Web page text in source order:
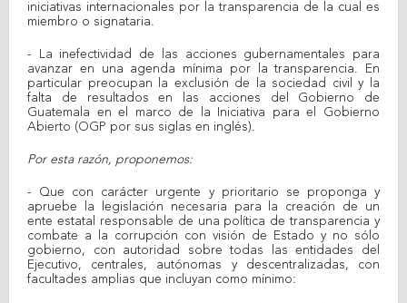
iniciativas internacionales por la transparencia de la cual es
miembro o signataria.
- La inefectividad de las acciones gubernamentales para
avanzar en una agenda mínima por la transparencia. En
particular preocupan la exclusión de la sociedad civil y la
falta de resultados en las acciones del Gobierno de
Guatemala en el marco de la Iniciativa para el Gobierno
Abierto (OGP por sus siglas en inglés).
Por esta razón, proponemos:
- Que con carácter urgente y prioritario se proponga y
apruebe la legislación necesaria para la creación de un
ente estatal responsable de una política de transparencia y
combate a la corrupción con visión de Estado y no sólo
gobierno, con autoridad sobre todas las entidades del
Ejecutivo, centrales, autónomas y descentralizadas, con
facultades amplias que incluyan como mínimo: